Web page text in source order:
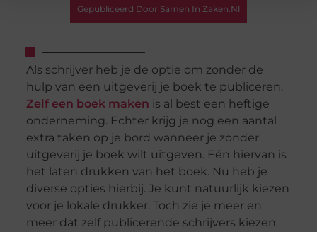
Gepubliceerd Door Samen In Zaken.nl
Als schrijver heb je de optie om zonder de
hulp van een uitgeverij je boek te publiceren.
Zelf een boek maken is al best een heftige
onderneming. Echter krijg je nog een aantal
extra taken op je bord wanneer je zonder
uitgeverij je boek wilt uitgeven. Eén hiervan is
het laten drukken van het boek. Nu heb je
diverse opties hierbij. Je kunt natuurlijk kiezen
voor je lokale drukker. Toch zie je meer en
meer dat zelf publicerende schrijvers kiezen